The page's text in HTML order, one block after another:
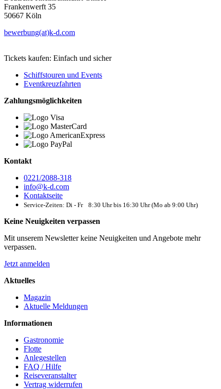
Frankenwerft 35
50667 Köln
bewerbung(at)k-d.com
Tickets kaufen: Einfach und sicher
Schiffstouren und Events
Eventkreuzfahrten
Zahlungsmöglichkeiten
Kontakt
0221/2088-318
info@k-d.com
Kontaktseite
Service-Zeiten: Di - Fr 8:30 Uhr bis 16:30 Uhr (Mo ab 9:00 Uhr)
Keine Neuigkeiten verpassen
Mit unserem Newsletter keine Neuigkeiten und Angebote mehr
verpassen.
Jetzt anmelden
Aktuelles
Magazin
Aktuelle Meldungen
Informationen
Gastronomie
Flotte
Anlegestellen
FAQ / Hilfe
Reiseveranstalter
Vertrag widerrufen